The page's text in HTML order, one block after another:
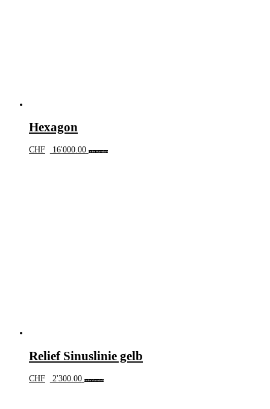
Hexagon
CHF 16'000.00 In den Warenkorb
Relief Sinuslinie gelb
CHF 2'300.00 In den Warenkorb